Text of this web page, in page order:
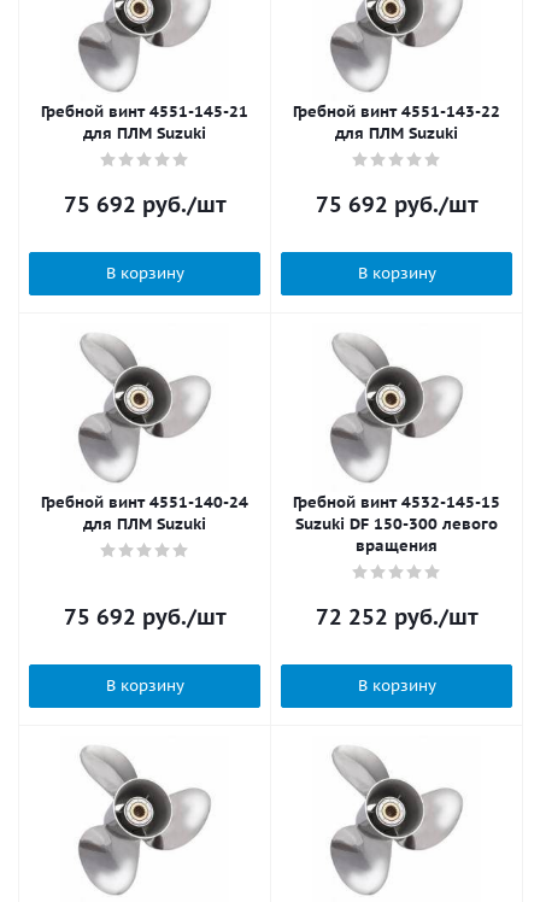
Гребной винт 4551-145-21
для ПЛМ Suzuki
75 692 руб./шт
В корзину
Гребной винт 4551-143-22
для ПЛМ Suzuki
75 692 руб./шт
В корзину
Гребной винт 4551-140-24
для ПЛМ Suzuki
75 692 руб./шт
В корзину
Гребной винт 4532-145-15
Suzuki DF 150-300 левого
вращения
72 252 руб./шт
В корзину